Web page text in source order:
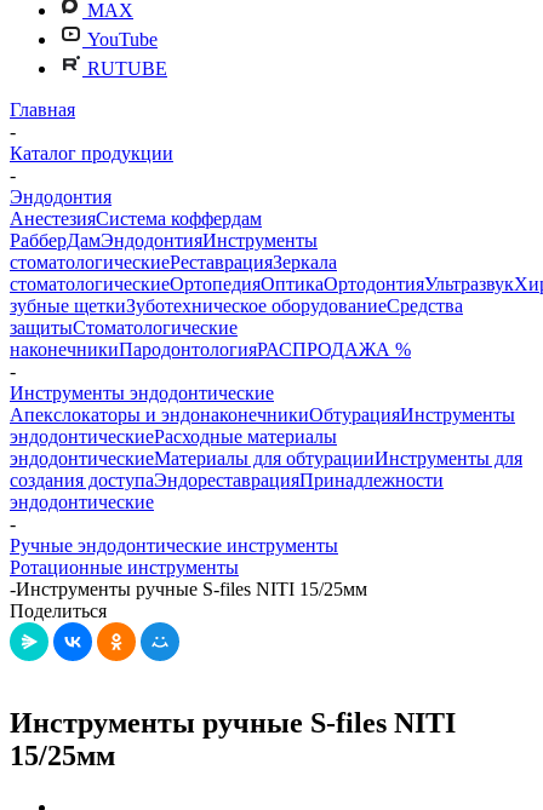
MAX
YouTube
RUTUBE
Главная
-
Каталог продукции
-
Эндодонтия
АнестезияСистема коффердам
РабберДамЭндодонтияИнструменты
стоматологическиеРеставрацияЗеркала
стоматологическиеОртопедияОптикаОртодонтияУльтразвук
зубные щеткиЗуботехническое оборудованиеСредства
защитыСтоматологические
наконечникиПародонтологияРАСПРОДАЖА %
-
Инструменты эндодонтические
Апекслокаторы и эндонаконечникиОбтурацияИнструменты
эндодонтическиеРасходные материалы
эндодонтическиеМатериалы для обтурацииИнструменты для
создания доступаЭндореставрацияПринадлежности
эндодонтические
-
Ручные эндодонтические инструменты
Ротационные инструменты
-Инструменты ручные S-files NITI 15/25мм
Поделиться
Инструменты ручные S-files NITI
15/25мм